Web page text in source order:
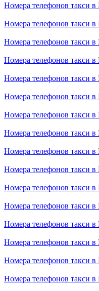
Номера телефонов такси
Номера телефонов такси
Номера телефонов такси
Номера телефонов такси
Номера телефонов такси
Номера телефонов такси в
Номера телефонов такси в
Номера телефонов такси в
Номера телефонов такси
Номера телефонов такси в
Номера телефонов такси
Номера телефонов такси в
Номера телефонов такси в
Номера телефонов такси в
Номера телефонов такси в
Номера телефонов такси в